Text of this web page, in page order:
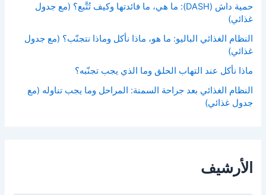
حمية داش (DASH): ما هي، ما فائدتها وكيف تُتَّبع؟ (مع جدول
غذائي)
النظام الغذائي الباليو: ما هو، ماذا نأكل وماذا نتجنّب؟ (مع جدول
غذائي)
ماذا نأكل عند التهاب الحلق وما الذي يجب تجنّبه؟
النظام الغذائي بعد جراحة السمنة: المراحل وما يجب تناوله (مع
جدول غذائي)
الأرشيف